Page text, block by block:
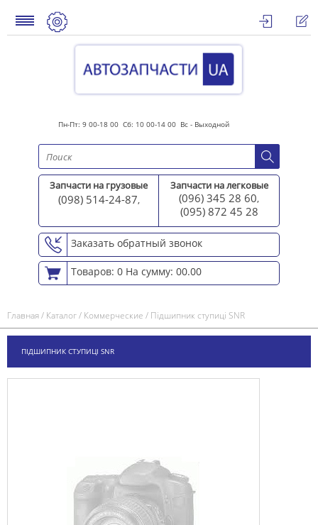
Пн-Пт: 9 00-18 00 Сб: 10 00-14 00 Вс - Выходной
Запчасти на грузовые
(098) 514-24-87,
Запчасти на легковые
(096) 345 28 60,
(095) 872 45 28
Заказать обратный звонок
Товаров: 0 На сумму: 00.00
Главная/ Каталог/ Коммерческие / Підшипник ступиці SNR
ПІДШИПНИК СТУПИЦІ SNR